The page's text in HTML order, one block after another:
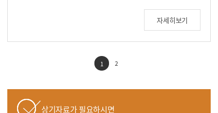
자세히보기
1 2
상기자료가 필요하시면